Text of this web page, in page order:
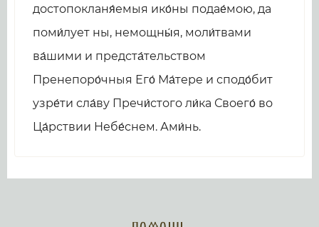
досто­пок­ла­ня́емыя ико́ны подае́мою, да
поми́лует ны, немощны́я, моли́твами
ва́шими и предста́тельством
Пренепоро́чныя Его́ Ма́тере и сподо́бит
узре́ти сла́ву Пречи́стого ли́ка Своего́ во
Ца́рствии Небе́снем. Ами́нь.